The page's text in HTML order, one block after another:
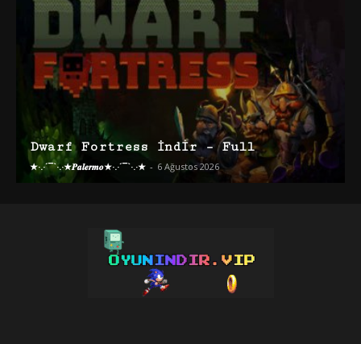
Dwarf Fortress İndir – Full
★·.·´¯`·.·★𝑷𝒂𝒍𝒆𝒓𝒎𝒐★·.·´¯`·.·★ - 6 Ağustos 2026